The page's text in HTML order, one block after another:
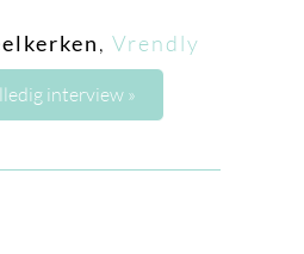
, Vrendly
interview »